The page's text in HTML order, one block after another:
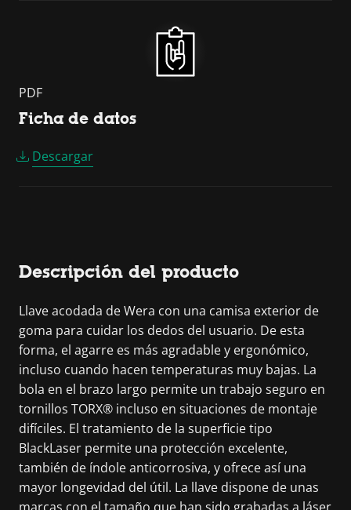
PDF
Ficha de datos
Descargar
Descripción del producto
Llave acodada de Wera con una camisa exterior de
goma para cuidar los dedos del usuario. De esta
forma, el agarre es más agradable y ergonómico,
incluso cuando hacen temperaturas muy bajas. La
bola en el brazo largo permite un trabajo seguro en
tornillos TORX® incluso en situaciones de montaje
difíciles. El tratamiento de la superficie tipo
BlackLaser permite una protección excelente,
también de índole anticorrosiva, y ofrece así una
mayor longevidad del útil. La llave dispone de unas